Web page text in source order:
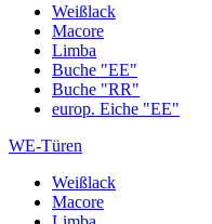
Weißlack
Macore
Limba
Buche "EE"
Buche "RR"
europ. Eiche "EE"
WE-Türen
Weißlack
Macore